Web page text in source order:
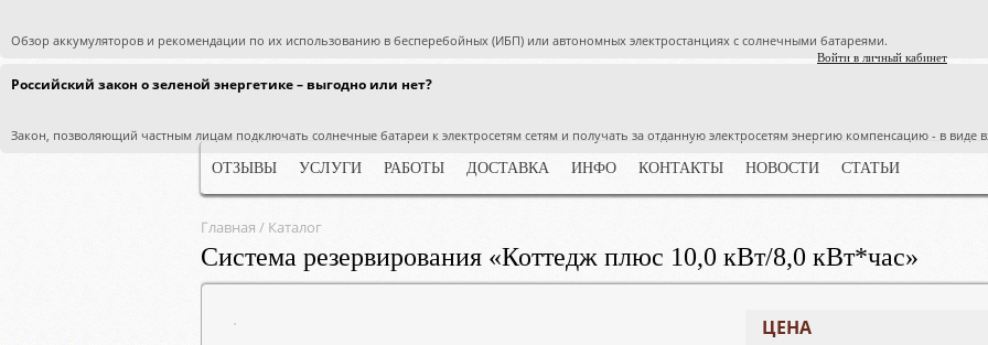
Обзор аккумуляторов и рекомендации по их использованию в бесперебойных (ИБП) или автономных электростанциях с солнечными батареями.
Российский закон о зеленой энергетике – выгодно или нет?
Закон, позволяющий частным лицам подключать солнечные батареи к электросетям сетям и получать за отданную электросетям энергию компенсацию - в виде
ОТЗЫВЫ
УСЛУГИ РАБОТЫ ДОСТАВКА ИНФО КОНТАКТЫ НОВОСТИ СТАТЬИ
Войти в личный кабинет
Главная / Каталог
Система резервирования «Коттедж плюс 10,0 кВт/8,0 кВт*час»
ЦЕНА